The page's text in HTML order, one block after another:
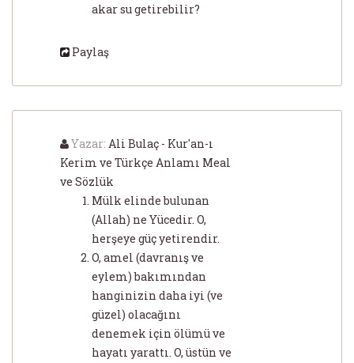
akar su getirebilir?
Paylaş
Yazar: Ali Bulaç - Kur'an-ı
Kerim ve Türkçe Anlamı Meal
ve Sözlük
Mülk elinde bulunan
(Allah) ne Yücedir. O,
herşeye güç yetirendir.
O, amel (davranış ve
eylem) bakımından
hanginizin daha iyi (ve
güzel) olacağını
denemek için ölümü ve
hayatı yarattı. O, üstün ve